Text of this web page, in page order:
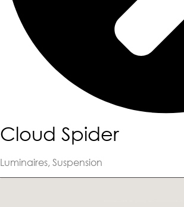
Cloud Spider
Luminaires, Suspension